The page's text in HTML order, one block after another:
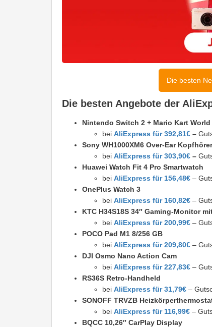
Die besten
Die besten Angebote der
Nintendo Switch 2 + Mario Kart World
bei AliExpress für 392,81€ –
Sony WH1000XM6 Over-Ear Kopfhörer
bei AliExpress für 303,90€ –
Huawei Watch Fit 4 Pro Smartwatch
bei AliExpress für 156,48€ –
OnePlus Watch 3
bei AliExpress für 160,82€ –
KTC H34S18S 34″ Gaming-Monitor
bei AliExpress für 200,99€ –
POCO Pad M1 8/256 GB
bei AliExpress für 209,80€ –
DJI Osmo Nano Action Cam
bei AliExpress für 227,83€ –
RS36S Retro-Handheld
bei AliExpress für 31,79€ –
SONOFF TRVZB
bei AliExpress für 116,99€ –
BQCC 10,26″ CarPlay Display